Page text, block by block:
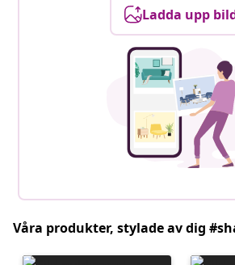
Ladda upp
Våra produkter, stylade av dig